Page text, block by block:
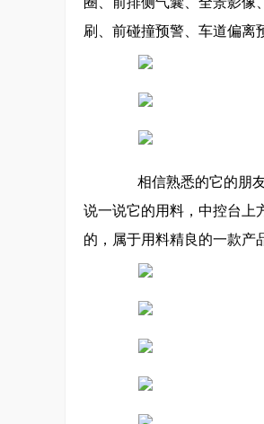
刷、前碰撞预警、车道偏离
相信熟悉的它的朋友
说一说它的用料，中控台上
的，属于用料精良的一款产